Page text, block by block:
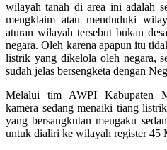
wilayah tanah di area ini adalah
mengklaim atau menduduki
aturan wilayah tersebut bukan
negara. Oleh karena apapun itu
listrik yang dikelola oleh negara,
sudah jelas bersengketa dengan
Melalui tim AWPI Kabupaten
kamera sedang menaiki tiang
yang bersangkutan mengaku
untuk dialiri ke wilayah register 45